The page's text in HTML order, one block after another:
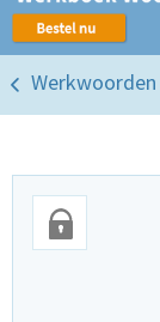
Werkwoorden